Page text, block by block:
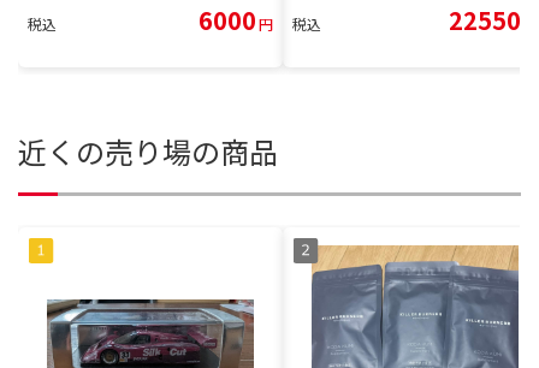
税込 6000円 税込 22550
近くの売り場の商品